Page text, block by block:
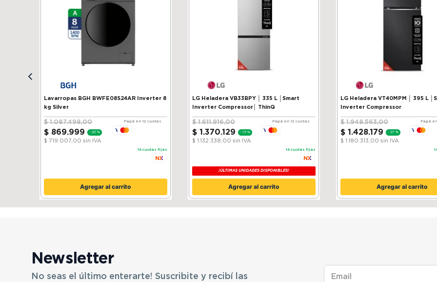
Lavarropas BGH BWFE08S24AR Inverter 8
kg Silver
$ 1.087.498,00
$ 869.999 - 20 %
$ 719.007,00 sin IVA
Pagá en 12 cuotas
14 cuotas fijas
Agregar al carrito
LG Heladera VB33BPY │ 335 L │Smart
Inverter Compressor│ ThinQ
$ 1.611.916,00
$ 1 .370.129 - 15 %
$ 1.132.338,00 sin IVA
Pagá en 12 cuotas
14 cuotas fijas
¡ÚLTIMAS UNIDADES DISPONIBLES!
Agregar al carrito
LG Heladera VT40MPM │ 395 L
Inverter Compressor
$ 1.948.563,00
$ 1 .428.179 - 27 %
$ 1.180.313,00 sin IVA
Pagá
Agregar al carrito
Newsletter
No seas el último enterarte! Suscribite y recibí las